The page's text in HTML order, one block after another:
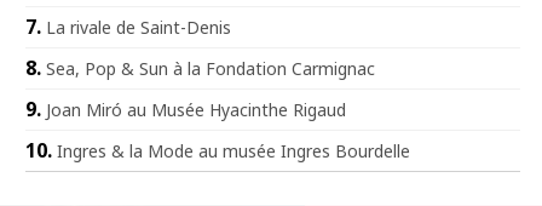
La rivale de Saint-Denis
Sea, Pop & Sun à la Fondation Carmignac
Joan Miró au Musée Hyacinthe Rigaud
Ingres & la Mode au musée Ingres Bourdelle